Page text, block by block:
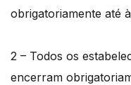
obrigatoriamente até
2 – Todos os
encerram